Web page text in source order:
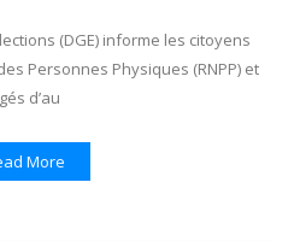
(DGE) informe les citoyens
Personnes Physiques (RNPP) et
d’au
More